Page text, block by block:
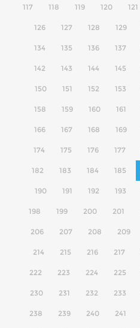
117 118 119 120 121
126 127 128 129
134 135 136 137
142 143 144 145
150 151 152 153
158 159 160 161
166 167 168 169
174 175 176 177
182 183 184 185
190 191 192 193
198 199 200 201
206 207 208 209
214 215 216 217
222 223 224 225
230 231 232 233
238 239 240 241